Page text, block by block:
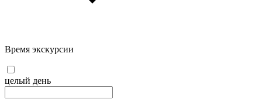
Время экскурсии
целый день